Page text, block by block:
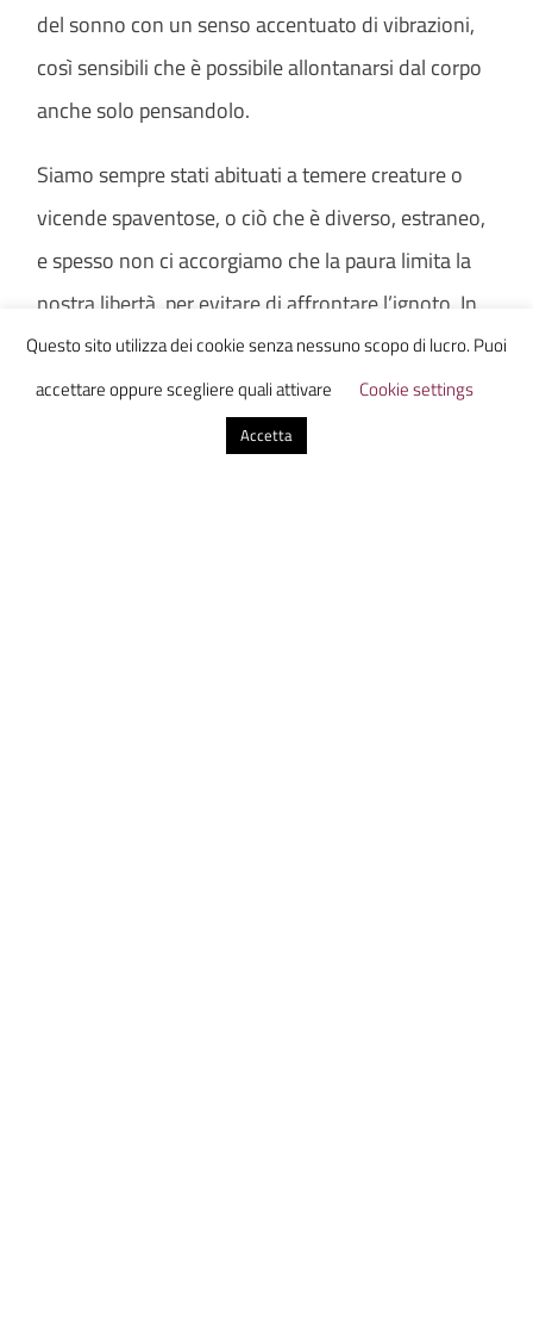
del sonno con un senso accentuato di vibrazioni,
così sensibili che è possibile allontanarsi dal corpo
anche solo pensandolo.
Siamo sempre stati abituati a temere creature o
vicende spaventose, o ciò che è diverso, estraneo,
e spesso non ci accorgiamo che la paura limita la
nostra libertà, per evitare di affrontare l’ignoto. In
questo caso l’ignoto siamo noi stessi e le nostre
potenzialità, ma, come dice Osho: “La meditazione
non è altro che un tornare a casa, un semplice
Questo sito utilizza dei cookie senza nessuno scopo di lucro. Puoi
accettare oppure scegliere quali attivare
Cookie settings
Accetta